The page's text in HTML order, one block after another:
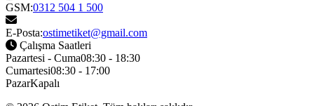
GSM:0312 504 1 500
E-Posta:ostimetiket@gmail.com
Çalışma Saatleri
Pazartesi - Cuma08:30 - 18:30
Cumartesi08:30 - 17:00
PazarKapalı